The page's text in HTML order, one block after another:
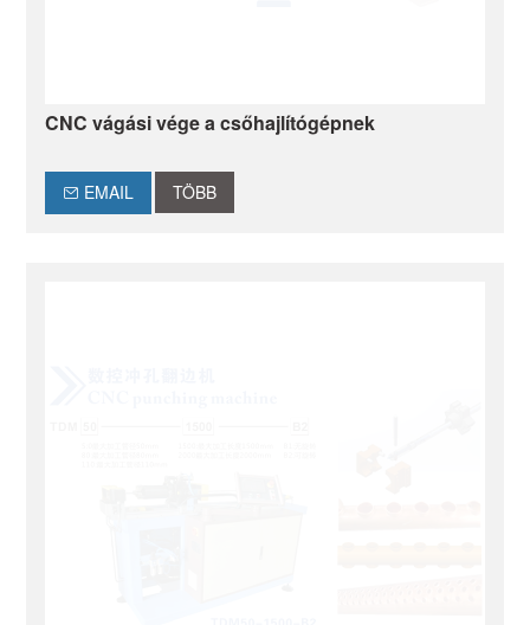
CNC vágási vége a csőhajlítógépnek
EMAIL TÖBB